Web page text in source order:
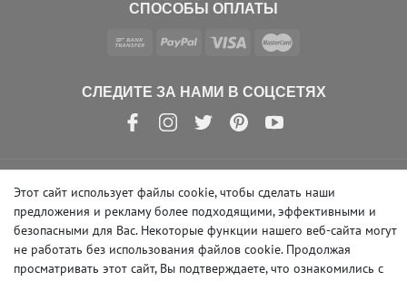
СПОСОБЫ ОПЛАТЫ
СЛЕДИТЕ ЗА НАМИ В СОЦСЕТЯХ
© Copyright 2026 | e-Delux GmbH
Этот сайт использует файлы cookie, чтобы сделать наши
предложения и рекламу более подходящими, эффективными и
безопасными для Вас. Некоторые функции нашего веб-сайта могут
не работать без использования файлов cookie. Продолжая
просматривать этот сайт, Вы подтверждаете, что ознакомились с